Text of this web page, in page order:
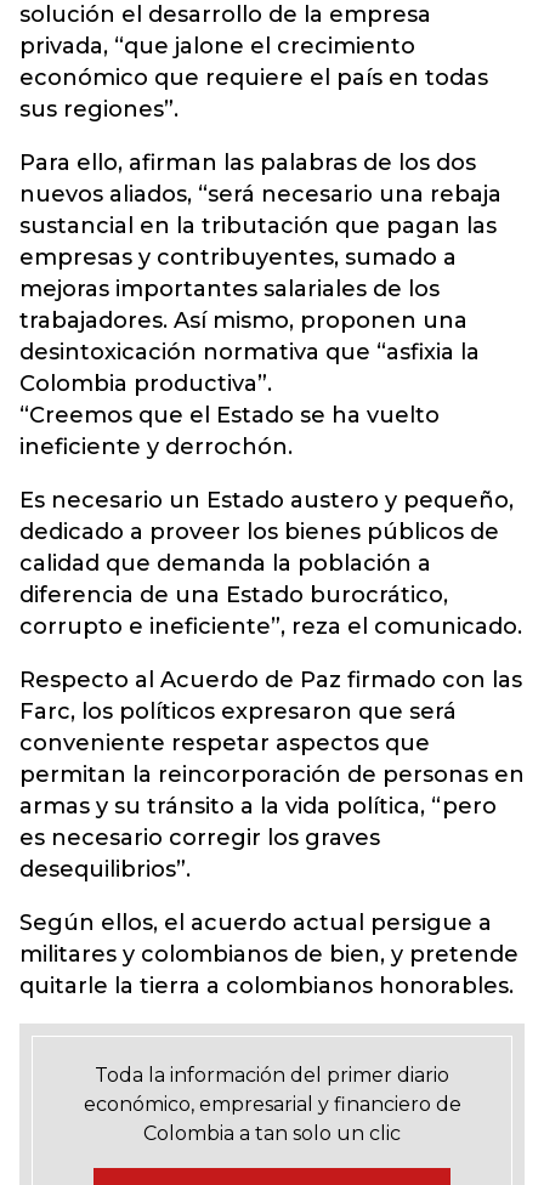
solución el desarrollo de la empresa
privada, “que jalone el crecimiento
económico que requiere el país en todas
sus regiones”.
Para ello, afirman las palabras de los dos
nuevos aliados, “será necesario una rebaja
sustancial en la tributación que pagan las
empresas y contribuyentes, sumado a
mejoras importantes salariales de los
trabajadores. Así mismo, proponen una
desintoxicación normativa que “asfixia la
Colombia productiva”.
“Creemos que el Estado se ha vuelto
ineficiente y derrochón.
Es necesario un Estado austero y pequeño,
dedicado a proveer los bienes públicos de
calidad que demanda la población a
diferencia de una Estado burocrático,
corrupto e ineficiente”, reza el comunicado.
Respecto al Acuerdo de Paz firmado con las
Farc, los políticos expresaron que será
conveniente respetar aspectos que
permitan la reincorporación de personas en
armas y su tránsito a la vida política, “pero
es necesario corregir los graves
desequilibrios”.
Según ellos, el acuerdo actual persigue a
militares y colombianos de bien, y pretende
quitarle la tierra a colombianos honorables.
Toda la información del primer diario
económico, empresarial y financiero de
Colombia a tan solo un clic